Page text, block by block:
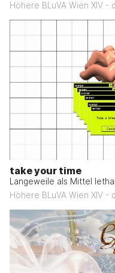
Höhere BLuVA Wien XIV -
take your time
Langeweile als Mittel
Höhere BLuVA Wien XIV -